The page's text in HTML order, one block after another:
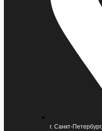
г. Санкт-Петербург,